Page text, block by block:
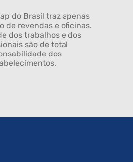
do Brasil traz apenas
de revendas e oficinas.
dos trabalhos e dos
são de total
dos